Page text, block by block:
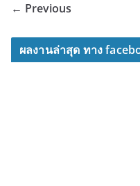
← Previous
ผลงานล่าสุด ทาง